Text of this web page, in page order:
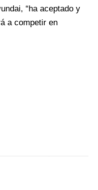
“ha aceptado y
a competir en